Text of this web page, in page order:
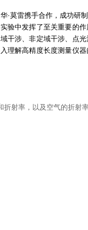
·莫雷携手合作，成功研
验中发挥了至关重要的
干涉、非定域干涉、点
理解高精度长度测量仪
射率，以及空气的折射率